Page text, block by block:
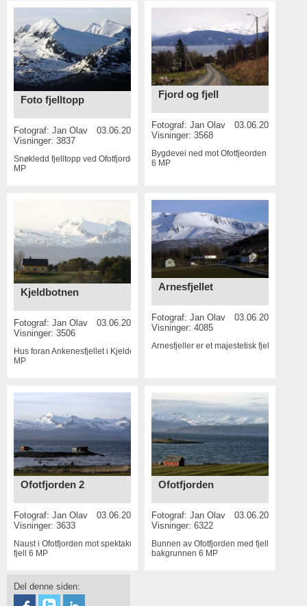
Foto fjelltopp
Fotograf: Jan Olav
03.06.2015
Visninger: 3837
Snøkledd fjelltopp ved Ofotfjorden
MP
Fjord og fjell
Fotograf:Jan Olav
03.06.2015
Visninger: 3568
Bygdevei ned mot Ofotfjeorden og fjell
6 MP
Kjeldbotnen
Fotograf: Jan Olav
03.06.2015
Visninger: 3506
Hus foran Ankenesfjellet i Kjeldebotn 6
MP
Arnesfjellet
Fotograf:Jan Olav
03.06.2015
Visninger: 4085
Arnesfjeller er et majestetisk fjell
Ofotfjorden 2
Fotograf: Jan Olav
03.06.2015
Visninger: 3633
Naust i Ofotfjorden mot spektakulære
fjell 6 MP
Ofotfjorden
Fotograf:Jan Olav
03.06.2015
Visninger: 6322
Bunnen av Ofotfjorden med fjell i
bakgrunnen6 MP
Del denne siden: